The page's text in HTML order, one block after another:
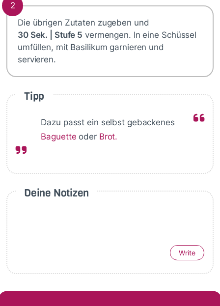
2
Die übrigen Zutaten zugeben und
30 Sek. | Stufe 5 vermengen. In eine Schüssel
umfüllen, mit Basilikum garnieren und
servieren.
Tipp
Dazu passt ein selbst gebackenes
Baguette oder Brot.
Deine Notizen
Write